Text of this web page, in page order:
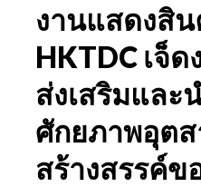
งานแสดงสิ
HKTDC เจ็ด
ส่งเสริมและ
ศักยภาพอุต
สร้างสรรค์ข